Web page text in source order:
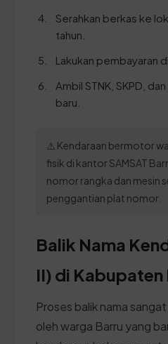
Serahkan berkas ke
tahun.
Lakukan pembayaran
Ambil STNK, SKPD,
baru.
⚠️ Kendaraan bermotor
fisik di kantor SAMSAT
nomor rangka dan mesin
penggantian plat nomor.
Balik Nama
II) di Kabupaten
Proses balik nama
oleh warga Barru yang